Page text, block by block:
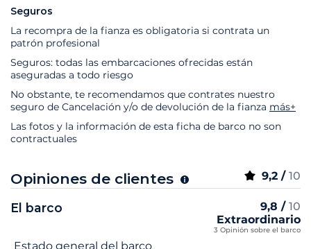
Seguros
La recompra de la fianza es obligatoria si contrata un
patrón profesional
Seguros: todas las embarcaciones ofrecidas están
aseguradas a todo riesgo
No obstante, te recomendamos que contrates nuestro
seguro de Cancelación y/o de devolución de la fianza más+
Las fotos y la información de esta ficha de barco no son
contractuales
Opiniones de clientes 9,2 / 10
El barco 9,8 / 10
Extraordinario
3 Opinión sobre el barco
Nombre del criterio Nota
Estado general del barco